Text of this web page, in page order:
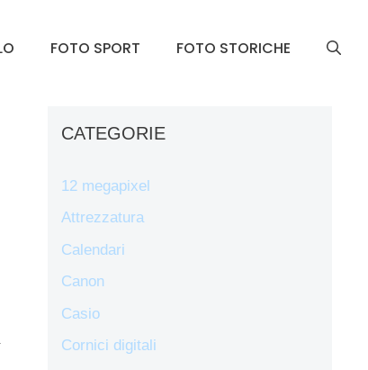
FOTO SPORT FOTO STORICHE
CATEGORIE
12 megapixel
Attrezzatura
Calendari
Canon
Casio
Cornici digitali